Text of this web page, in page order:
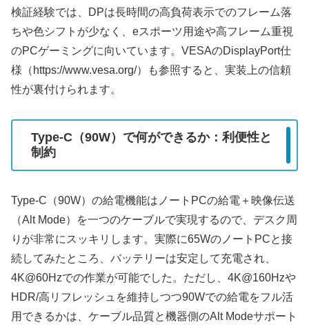
検証経験では、DPは長時間の高負荷表示でのフレーム落
ちや色シフトが少なく、eスポーツ用途や高フレーム重視
のPCゲーミングに向いています。VESAのDisplayPort仕
様（https://www.vesa.org/）も参照すると、実装上の信頼
性が裏付けられます。
Type-C（90W）で何ができるか：利便性と
制約
Type-C（90W）の給電機能はノートPCの給電＋映像伝送
（Alt Mode）を一つのケーブルで実現するので、デスク周
りが非常にスッキリします。実際に65WのノートPCと接
続してみたところ、バッテリーは安定して充電され、
4K@60Hzでの作業が可能でした。ただし、4K@160Hzや
HDR/高リフレッシュを維持しつつ90Wでの給電をフル活
用できるかは、ケーブル品質と機器側のAlt Modeサポート